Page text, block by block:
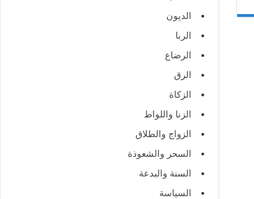
الديون
الربا
الرضاع
الرق
الزكاة
الزنا واللواط
الزواج والطلاق
السحر والشعوذة
السنة والبدعة
السياسة